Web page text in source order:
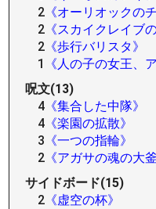
2 《オーリオックの
2 《スカイクレイブ
2 《歩行バリスタ》
1
《人の子の女王、
呪文(13)
4 《集合した中隊》
4 《楽園の拡散》
3 《一つの指輪》
2 《アガサの魂の大釜
サイドボード(15)
2 《虚空の杯》